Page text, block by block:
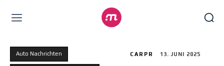
Auto Nachrichten CARPR 13. JUNI 2025